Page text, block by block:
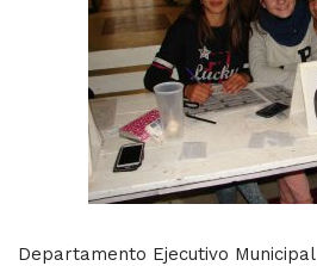
Departamento Ejecutivo Municipal